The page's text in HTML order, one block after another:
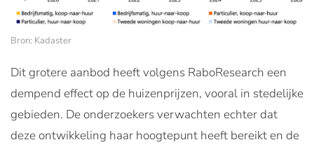
Bron: Kadaster
Dit grotere aanbod heeft volgens RaboResearch een
dempend effect op de huizenprijzen, vooral in stedelijke
gebieden. De onderzoekers verwachten echter dat
deze ontwikkeling haar hoogtepunt heeft bereikt en de